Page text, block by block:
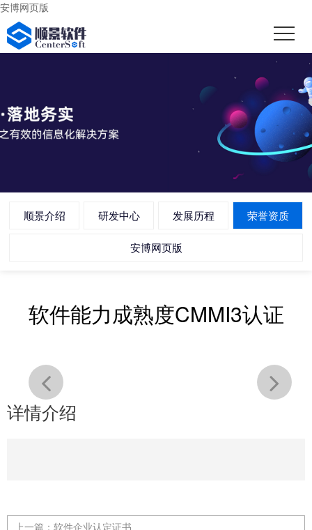
安博网页版
顺景介绍 研发中心 发展历程 荣誉资质
安博网页版
软件能力成熟度CMMI3认证
详情介绍
上一篇： 软件企业认定证书